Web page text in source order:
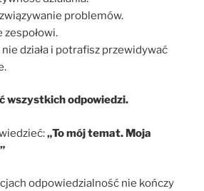
problemów.
działa i potrafisz przewidywać
wszystkich odpowiedzi.
„To mój temat. Moja
odpowiedzialność nie kończy